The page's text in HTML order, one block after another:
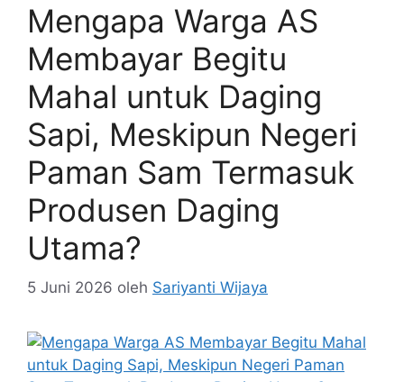
Mengapa Warga AS
Membayar Begitu
Mahal untuk Daging
Sapi, Meskipun Negeri
Paman Sam Termasuk
Produsen Daging
Utama?
5 Juni 2026 oleh Sariyanti Wijaya